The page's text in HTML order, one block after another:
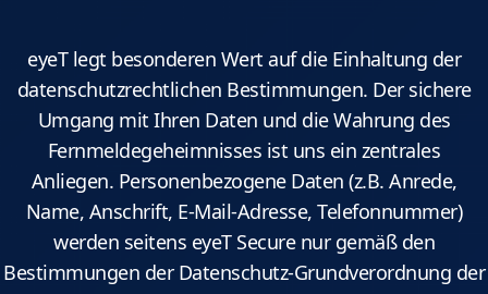
eyeT legt besonderen Wert auf die Einhaltung der
datenschutzrechtlichen Bestimmungen. Der sichere
Umgang mit Ihren Daten und die Wahrung des
Fernmeldegeheimnisses ist uns ein zentrales
Anliegen. Personenbezogene Daten (z.B. Anrede,
Name, Anschrift, E-Mail-Adresse, Telefonnummer)
werden seitens eyeT Secure nur gemäß den
Bestimmungen der Datenschutz-Grundverordnung der